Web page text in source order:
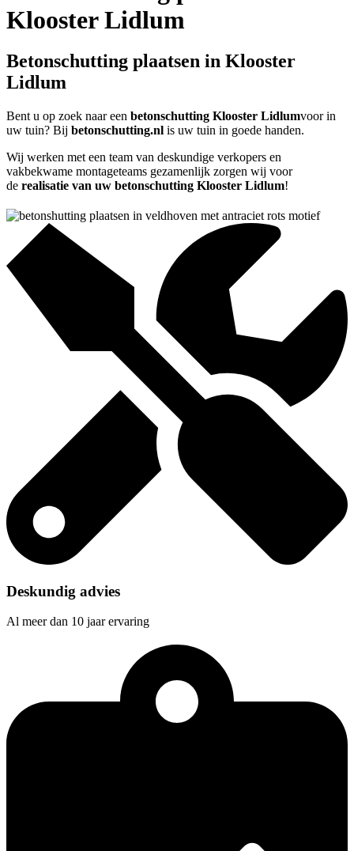
Klooster Lidlum
Betonschutting plaatsen in Klooster
Lidlum
Bent u op zoek naar een betonschutting Klooster Lidlumvoor in
uw tuin? Bij betonschutting.nl is uw tuin in goede handen.
Wij werken met een team van deskundige verkopers en
vakbekwame montageteams gezamenlijk zorgen wij voor
de realisatie van uw betonschutting Klooster Lidlum!
Deskundig advies
Al meer dan 10 jaar ervaring